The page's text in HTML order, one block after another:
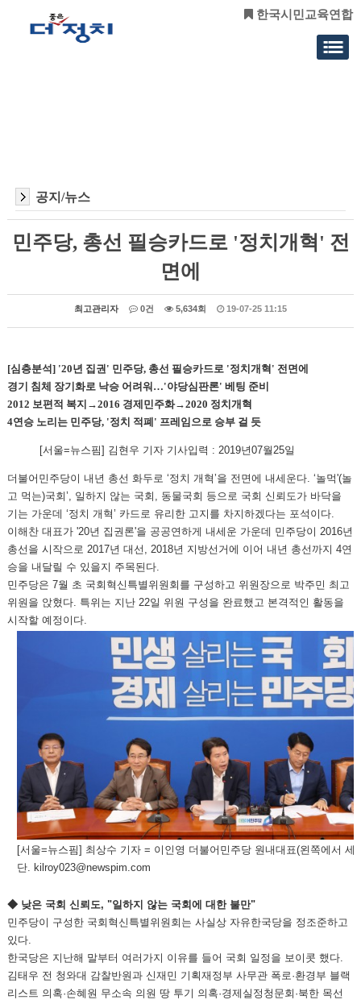
한국시민교육연합
공지/뉴스
민주당, 총선 필승카드로 '정치개혁' 전
면에
최고관리자 0건 5,634회 19-07-25 11:15
[심층분석] '20년 집권' 민주당, 총선 필승카드로 '정치개혁' 전면에
경기 침체 장기화로 낙승 어려워…'야당심판론' 베팅 준비
2012 보편적 복지→2016 경제민주화→2020 정치개혁
4연승 노리는 민주당, '정치 적폐' 프레임으로 승부 걸 듯
[서울=뉴스핌] 김현우 기자 기사입력 : 2019년07월25일
더불어민주당이 내년 총선 화두로 ‘정치 개혁’을 전면에 내세운다. ‘놀먹'(놀
고 먹는)국회’, 일하지 않는 국회, 동물국회 등으로 국회 신뢰도가 바닥을
기는 가운데 ‘정치 개혁’ 카드로 유리한 고지를 차지하겠다는 포석이다.
이해찬 대표가 '20년 집권론'을 공공연하게 내세운 가운데 민주당이 2016년
총선을 시작으로 2017년 대선, 2018년 지방선거에 이어 내년 총선까지 4연
승을 내달릴 수 있을지 주목된다.
민주당은 7월 초 국회혁신특별위원회를 구성하고 위원장으로 박주민 최고
위원을 앉혔다. 특위는 지난 22일 위원 구성을 완료했고 본격적인 활동을
시작할 예정이다.
[서울=뉴스핌] 최상수 기자 = 이인영 더불어민주당 원내대표(왼쪽에서 세
단. kilroy023@newspim.com
◆ 낮은 국회 신뢰도, "일하지 않는 국회에 대한 불만"
민주당이 구성한 국회혁신특별위원회는 사실상 자유한국당을 정조준하고
있다.
한국당은 지난해 말부터 여러가지 이유를 들어 국회 일정을 보이콧 했다.
김태우 전 청와대 감찰반원과 신재민 기획재정부 사무관 폭로·환경부 블랙
리스트 의혹·손혜원 무소속 의원 땅 투기 의혹·경제실정청문회·북한 목선